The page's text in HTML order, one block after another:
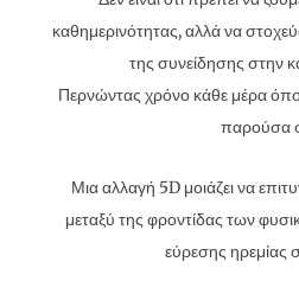
καθημερινότητας, αλλά να
της συνείδησης στην
Περνώντας χρόνο κάθε μέρα
παρούσα
Μια αλλαγή 5D μοιάζει να
μεταξύ της φροντίδας των
εύρεσης ηρεμίας